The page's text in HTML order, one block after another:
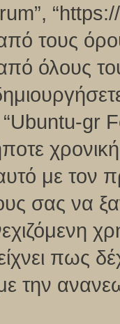
τους
όλους
gr
με τον
σας να
πως
την